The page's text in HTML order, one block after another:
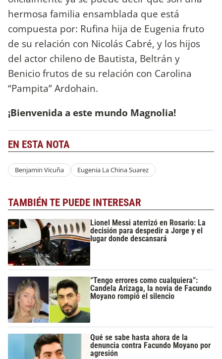
hermosa familia ensamblada que está
compuesta por: Rufina hija de Eugenia fruto
de su relación con Nicolás Cabré, y los hijos
del actor chileno de Bautista, Beltrán y
Benicio frutos de su relación con Carolina
“Pampita” Ardohain.
¡Bienvenida a este mundo Magnolia!
EN ESTA NOTA
Benjamin Vicuña Eugenia La China Suarez
TAMBIÉN TE PUEDE INTERESAR
Lionel Messi aterrizó en Rosario: La
decisión para despedir a Jorge y el
lugar donde descansará
“Tengo errores como cualquiera”:
Candela Arizaga, la novia de Facundo
Moyano rompió el silencio
Qué se sabe hasta ahora de la
denuncia contra Facundo Moyano por
agresión